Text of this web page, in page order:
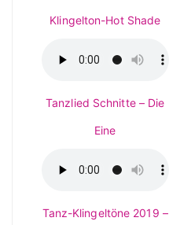
Klingelton-Hot Shade
Tanzlied Schnitte – Die
Eine
Tanz-Klingeltöne 2019 –